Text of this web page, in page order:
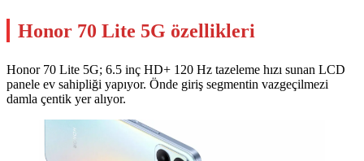
Honor 70 Lite 5G özellikleri
Honor 70 Lite 5G; 6.5 inç HD+ 120 Hz tazeleme hızı sunan LCD
panele ev sahipliği yapıyor. Önde giriş segmentin vazgeçilmezi
damla çentik yer alıyor.